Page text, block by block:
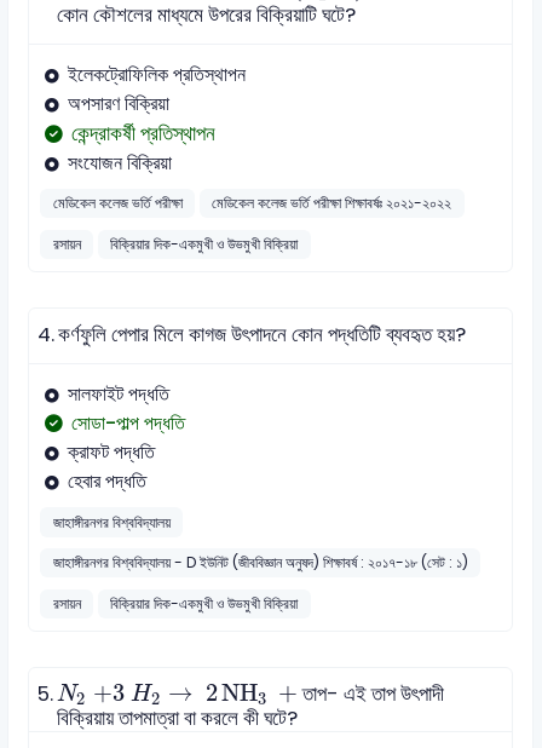
কোন কৌশলের মাধ্যমে উপরের বিক্রিয়াটি ঘটে?
ইলেকট্রোফিলিক প্রতিস্থাপন
অপসারণ বিক্রিয়া
কেন্দ্রাকর্ষী প্রতিস্থাপন
সংযোজন বিক্রিয়া
মেডিকেল কলেজ ভর্তি পরীক্ষা
মেডিকেল কলেজ ভর্তি পরীক্ষা শিক্ষাবর্ষঃ ২০২১-২০২২
রসায়ন
বিক্রিয়ার দিক-একমুখী ও উভমুখী বিক্রিয়া
4.কর্ণফুলি পেপার মিলে কাগজ উৎপাদনে কোন পদ্ধতিটি ব্যবহৃত হয়?
সালফাইট পদ্ধতি
সোডা-পাল্প পদ্ধতি
ক্রাফট পদ্ধতি
হেবার পদ্ধতি
জাহাঙ্গীরনগর বিশ্ববিদ্যালয়
জাহাঙ্গীরনগর বিশ্ববিদ্যালয় - D ইউনিট (জীববিজ্ঞান অনুষদ) শিক্ষাবর্ষ : ২০১৭-১৮ (সেট : ১)
রসায়ন
বিক্রিয়ার দিক-একমুখী ও উভমুখী বিক্রিয়া
5.N2 +3 H2 → 2NH3 +
N2 +3H2→ 2 NH3+
তাপ- এই তাপ উৎপাদী
বিক্রিয়ায় তাপমাত্রা বা করলে কী ঘটে?